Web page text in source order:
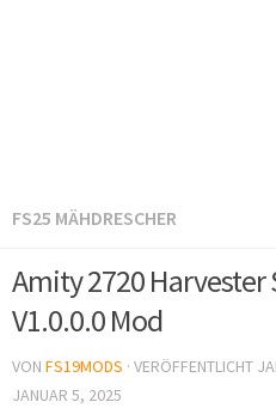
FS25 MÄHDRESCHER
Amity 2720
V1.0.0.0 Mod
VON FS19MODS · VERÖFFENTLICHT
JANUAR 5, 2025